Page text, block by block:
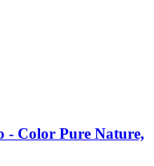
-​ Color Pure Nature,